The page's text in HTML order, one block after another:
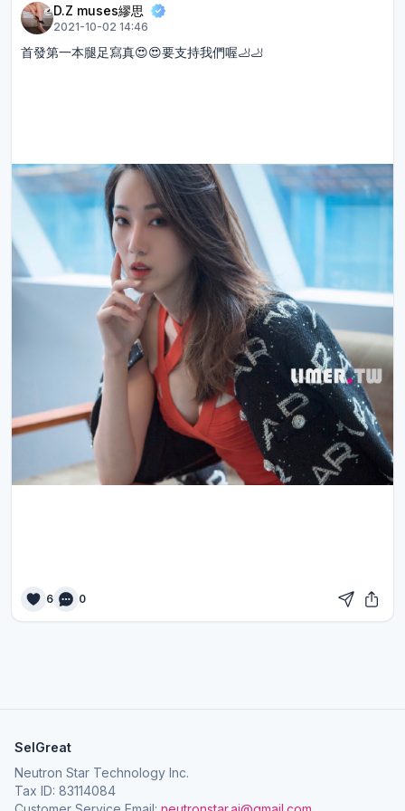
D.Z muses繆思
2021-10-02 14:46
首發第一本腿足寫真😍😍要支持我們喔🦶🦶
6 0
SelGreat
Neutron Star Technology Inc.
Tax ID: 83114084